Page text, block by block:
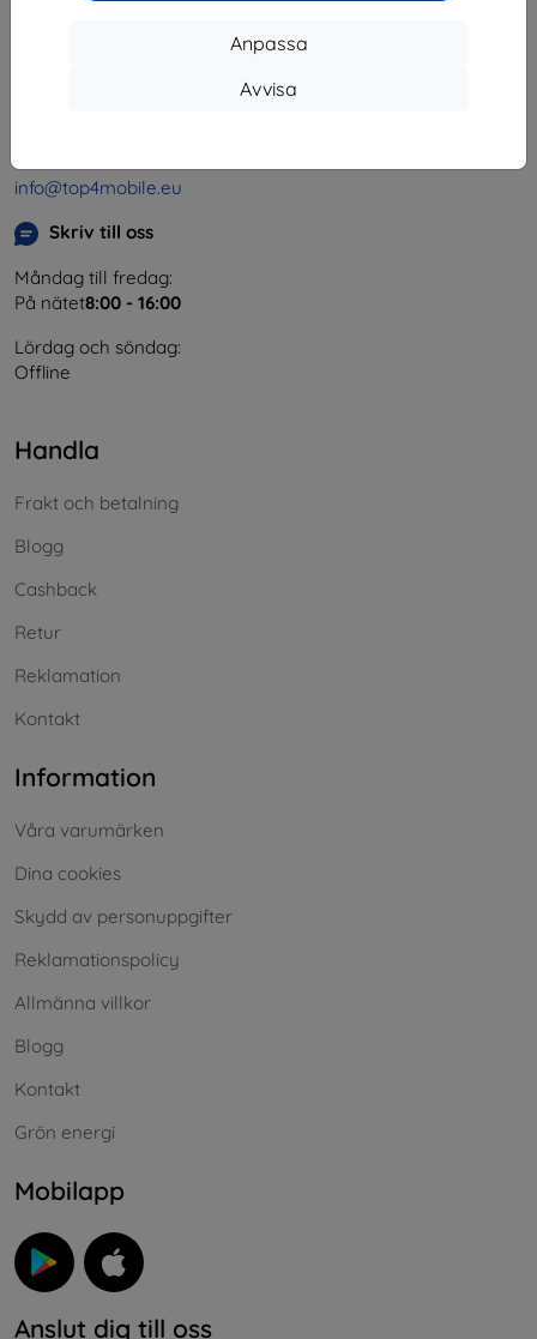
Anpassa
Avvisa
46701494
Momsregistreringsnummer:SK2023549671
info@top4mobile.eu
Skriv till oss
Måndag till fredag:
På nätet8:00 - 16:00
Lördag och söndag:
Offline
Handla
Frakt och betalning
Blogg
Cashback
Retur
Reklamation
Kontakt
Information
Våra varumärken
Dina cookies
Skydd av personuppgifter
Reklamationspolicy
Allmänna villkor
Blogg
Kontakt
Grön energi
Mobilapp
Anslut dig till oss